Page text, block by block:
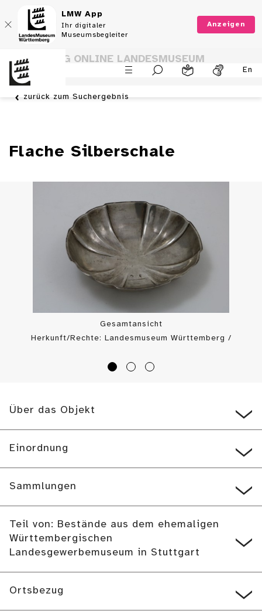
LMW App
Ihr digitaler
Museumsbegleiter
Anzeigen
En
SAMMLUNG ONLINE LANDESMUSEUM
WÜRTTEMBERG
zurück zum Suchergebnis
Flache Silberschale
Gesamtansicht
Herkunft/Rechte: Landesmuseum Württemberg /
Über das Objekt
Einordnung
Sammlungen
Teil von: Bestände aus dem ehemaligen
Württembergischen
Landesgewerbemuseum in Stuttgart
Ortsbezug